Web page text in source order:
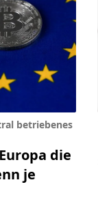
betriebenes
die
je